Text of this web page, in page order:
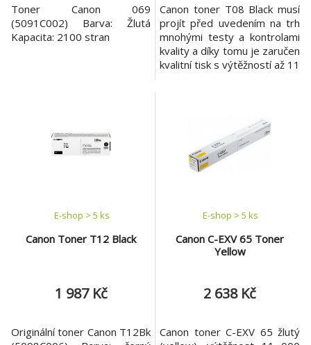
Toner Canon 069
(5091C002) Barva: Žlutá
Kapacita: 2100 stran
Canon toner T08 Black musí
projít před uvedením na trh
mnohými testy a kontrolami
kvality a díky tomu je zaručen
kvalitní tisk s výtěžností až 11
Canon Toner T12 Black
E-shop > 5 ks
1 987 Kč
Originální toner Canon T12Bk
Canon C-EXV 65 Toner
Yellow
E-shop > 5 ks
2 638 Kč
Canon toner C-EXV 65 žlutý